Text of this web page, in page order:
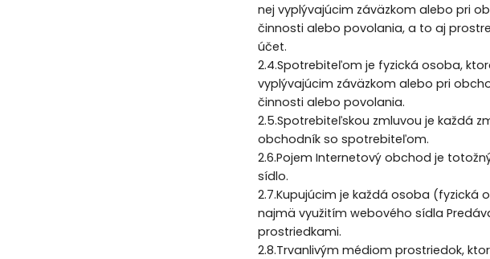
nej vyplývajúcim záväzkom alebo pri
činnosti alebo povolania, a to aj
účet.
2.4.Spotrebiteľom je fyzická osoba,
vyplývajúcim záväzkom alebo pri
činnosti alebo povolania.
2.5.Spotrebiteľskou zmluvou je každá
obchodník so spotrebiteľom.
2.6.Pojem Internetový obchod je
sídlo.
2.7.Kupujúcim je každá osoba
najmä využitím webového sídla
prostriedkami.
2.8.Trvanlivým médiom prostriedok,